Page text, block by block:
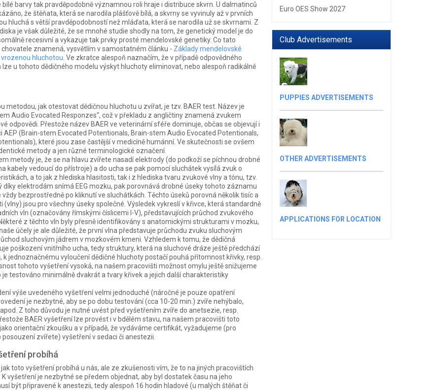
bílé barvy tak pravděpodobně významnou roli hraje i distribuce skvrn. U dalmatinců
že štěňata, která se narodila plášťově bílá, a skvrny se vyvinuly až v prvních
hluchá s větší pravděpodobností než mláďata, která se narodila už se skvrnami. Z
je však důležité, že se mnohé studie shodly na tom, že genetický model je do
recesivní a vykazuje tak prvky prosté mendelovské genetiky. Co tato
znamená, vysvětlím v samostatném článku - Základy mendelovské
hluchotou . Ve zkratce alespoň naznačím, že v případě odpovědného
u tohoto dědičného modelu výskyt hluchoty eliminovat, nebo alespoň radikálně
metodou, jak otestovat dědičnou hluchotu u zvířat, je tzv. BAER test. Název je
Audio Evocated Responzes“, což v překladu z angličtiny znamená zvukem
odpovědi. Přestože název BAER ve veterinární sféře dominuje, občas se objevují i
AEP (Brain-stem Evocated Potentionals, Brain-stem Audio Evocated Potentionals,
které jsou zase častější v medicíně humánní. Ve skutečnosti se ovšem
metody a jen různé terminologické označení.
metody je, že se na hlavu zvířete nasadí elektrody (do podkoží se píchnou drobné
kabely vedoucí do přístroje) a do ucha se pak pomocí sluchátek vysílá zvuk o
a to jak z hlediska hlasitosti, tak i z hlediska tvaru zvukové vlny a tónu, tzv.
díky elektrodám snímá EEG mozku, pak porovnává drobné úseky tohoto záznamu
bezprostředně po kliknutí ve sluchátkách. Těchto úseků porovná několik tisíc a
(vlny) jsou pro všechny úseky společné. Výsledek vykreslí v křivce, která standardně
vln (označovány římskými číslicemi I-V), představujících průchod zvukového
z těchto vln byly přesně identifikovány s anatomickými strukturami v mozku,
účely je ale důležité, že první vlna představuje průchodu zvuku sluchovým
sluchovým jádrem v mozkovém kmeni. Vzhledem k tomu, že dědičná
poškození vnitřního ucha, tedy struktury, která na sluchové dráze ještě předchází
k jednoznačnému vyloučení dědičné hluchoty postačí pouhá přítomnost křivky, resp.
tohoto vyšetření vysoká, na našem pracovišti možnost omylu ještě snižujeme
je testováno minimálně dvakrát a tvary křivek a jejich další charakteristiky
výše uvedeného vyšetření velmi jednoduché (náročné je pouze opatření
je nezbytné, aby se po dobu testování (cca 10-20 min.) zvíře nehýbalo,
Z toho důvodu je nutné uvést před vyšetřením zvíře do anetsezie, resp.
BAER vyšetření lze provést i v bdělém stavu, na našem pracovišti toto
orientační zkoušku a v případě, že vydáváme certifikát, vyžadujeme (pro
zvířete) vyšetření v sedaci či anestezii.
probíhá
toto vyšetření probíhá u nás, ale ze zkušenosti vím, že to na jiných pracovištích
vyšetření je nezbytné se předem objednat, aby byl dostatek času na jeho
být připravené k anestezii, tedy alespoň 16 hodin hladové (u malých štěňat či
Euro OES Show 2027
Club Advertisements
PUPPIES ADVERTISEMENTS
OTHER ADVERTISEMENTS
APPLICATIONS FOR LOCATION